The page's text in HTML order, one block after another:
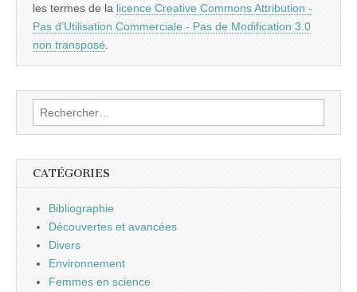
les termes de la licence Creative Commons Attribution -
Pas d’Utilisation Commerciale - Pas de Modification 3.0
non transposé
Rechercher :
CATÉGORIES
Bibliographie
Découvertes et avancées
Divers
Environnement
Femmes en science